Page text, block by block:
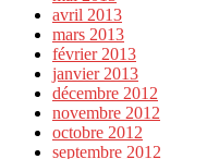
avril 2013
mars 2013
février 2013
janvier 2013
décembre 2012
novembre 2012
octobre 2012
septembre 2012